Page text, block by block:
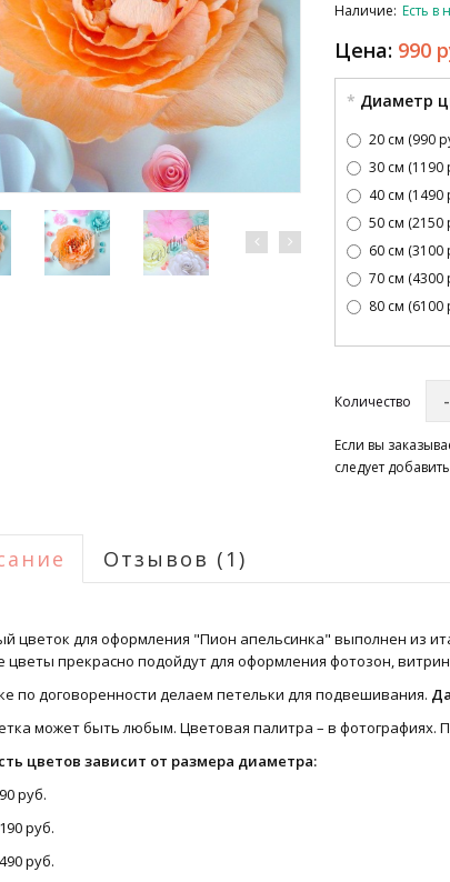
Наличие: Есть в
Цена: 990
Диаметр
20 см (990
30 см (1190
40 см (1490
50 см (2150
60 см (3100
70 см (4300
80 см (6100
Количество
Если вы
следует
Отзывов (1)
цветок для оформления "Пион апельсинка" выполнен из
цветы прекрасно подойдут для оформления фотозон, витрин
по договоренности делаем петельки для подвешивания.
может быть любым. Цветовая палитра – в фотографиях.
цветов зависит от размера диаметра:
руб.
руб.
руб.